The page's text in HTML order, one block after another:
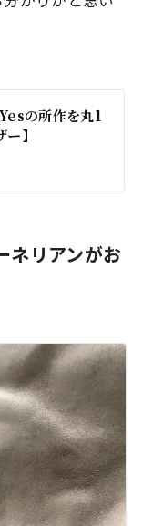
の所作を丸1
】
ネリアンがお